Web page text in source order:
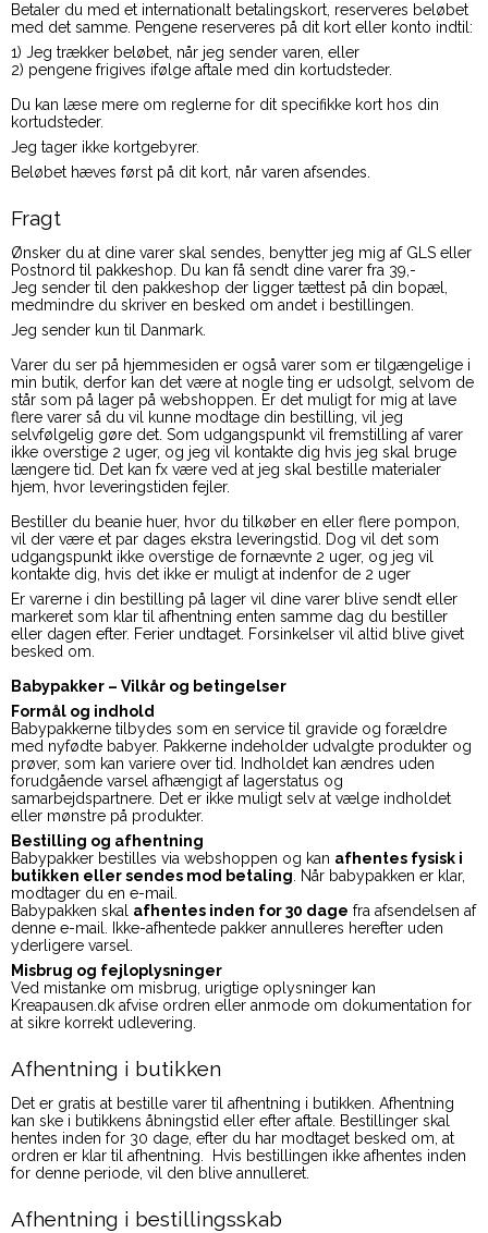
Betaler du med et internationalt betalingskort, reserveres beløbet
med det samme. Pengene reserveres på dit kort eller konto indtil:
1) Jeg trækker beløbet, når jeg sender varen, eller
2) pengene frigives ifølge aftale med din kortudsteder.
Du kan læse mere om reglerne for dit specifikke kort hos din
kortudsteder.
Jeg tager ikke kortgebyrer.
Beløbet hæves først på dit kort, når varen afsendes.
Fragt
Ønsker du at dine varer skal sendes, benytter jeg mig af GLS eller
Postnord til pakkeshop. Du kan få sendt dine varer fra 39,-
Jeg sender til den pakkeshop der ligger tættest på din bopæl,
medmindre du skriver en besked om andet i bestillingen.
Jeg sender kun til Danmark.
Varer du ser på hjemmesiden er også varer som er tilgængelige i
min butik, derfor kan det være at nogle ting er udsolgt, selvom de
står som på lager på webshoppen. Er det muligt for mig at lave
flere varer så du vil kunne modtage din bestilling, vil jeg
selvfølgelig gøre det. Som udgangspunkt vil fremstilling af varer
ikke overstige 2 uger, og jeg vil kontakte dig hvis jeg skal bruge
længere tid. Det kan fx være ved at jeg skal bestille materialer
hjem, hvor leveringstiden fejler.
Bestiller du beanie huer, hvor du tilkøber en eller flere pompon,
vil der være et par dages ekstra leveringstid. Dog vil det som
udgangspunkt ikke overstige de fornævnte 2 uger, og jeg vil
kontakte dig, hvis det ikke er muligt at indenfor de 2 uger
Er varerne i din bestilling på lager vil dine varer blive sendt eller
markeret som klar til afhentning enten samme dag du bestiller
eller dagen efter. Ferier undtaget. Forsinkelser vil altid blive givet
besked om.
Babypakker – Vilkår og betingelser
Formål og indhold
Babypakkerne tilbydes som en service til gravide og forældre
med nyfødte babyer. Pakkerne indeholder udvalgte produkter og
prøver, som kan variere over tid. Indholdet kan ændres uden
forudgående varsel afhængigt af lagerstatus og
samarbejdspartnere. Det er ikke muligt selv at vælge indholdet
eller mønstre på produkter.
Bestilling og afhentning
Babypakker bestilles via webshoppen og kan afhentes fysisk i
butikken eller sendes mod betaling . Når babypakken er klar,
modtager du en e-mail.
Babypakken skal afhentes inden for 30 dage fra afsendelsen af
denne e-mail. Ikke-afhentede pakker annulleres herefter uden
yderligere varsel.
Misbrug og fejloplysninger
Ved mistanke om misbrug, urigtige oplysninger kan
Kreapausen.dk afvise ordren eller anmode om dokumentation for
at sikre korrekt udlevering.
Afhentning i butikken
Det er gratis at bestille varer til afhentning i butikken. Afhentning
kan ske i butikkens åbningstid eller efter aftale. Bestillinger skal
hentes inden for 30 dage, efter du har modtaget besked om, at
ordren er klar til afhentning. Hvis bestillingen ikke afhentes inden
for denne periode, vil den blive annulleret.
Afhentning i bestillingsskab